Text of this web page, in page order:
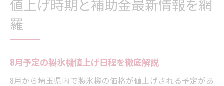
値上げ時期と補助金最新情報を網
羅
8月予定の製氷機値上げ日程を徹底解説
8月から埼玉県内で製氷機の価格が値上げされる予定があ